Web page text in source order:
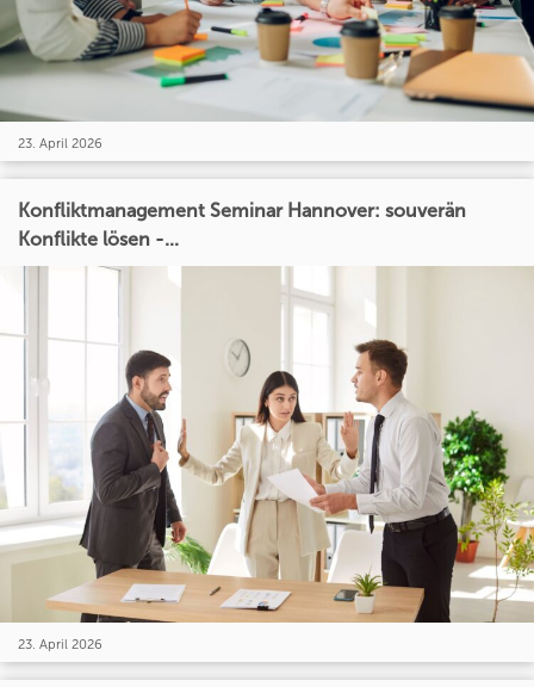
23. April 2026
Konfliktmanagement Seminar Hannover: souverän
Konflikte lösen -...
23. April 2026